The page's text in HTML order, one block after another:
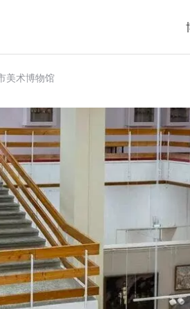
美术博物馆